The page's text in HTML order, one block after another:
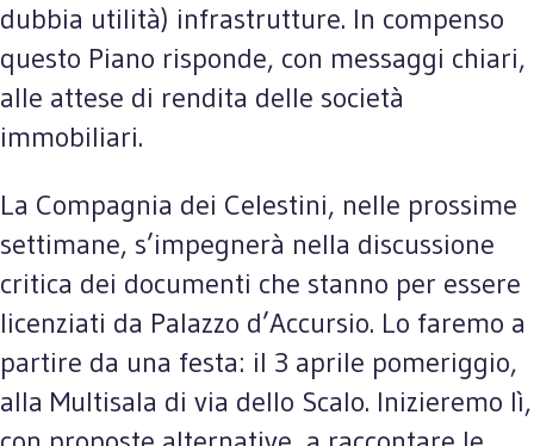
dubbia utilità) infrastrutture. In compenso
questo Piano risponde, con messaggi chiari,
alle attese di rendita delle società
immobiliari.
La Compagnia dei Celestini, nelle prossime
settimane, s’impegnerà nella discussione
critica dei documenti che stanno per essere
licenziati da Palazzo d’Accursio. Lo faremo a
partire da una festa: il 3 aprile pomeriggio,
alla Multisala di via dello Scalo. Inizieremo lì,